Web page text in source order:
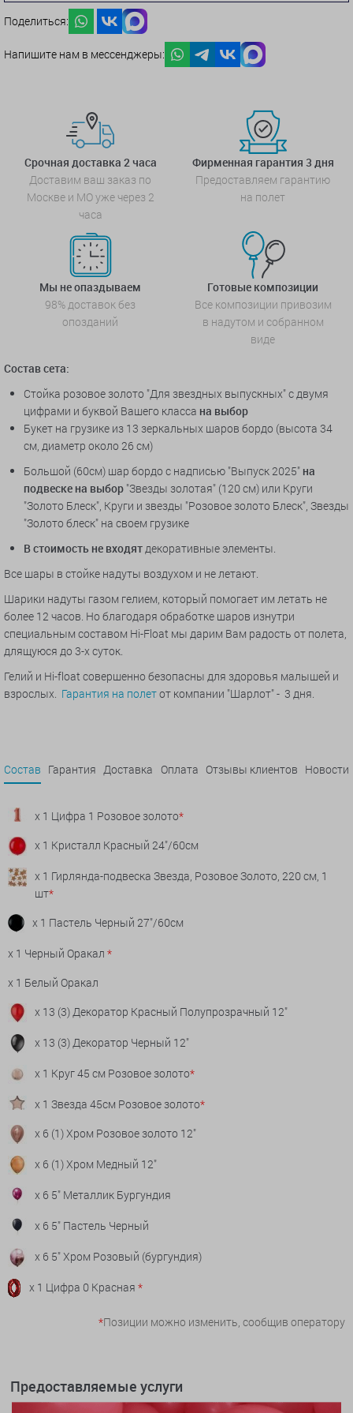
Поделиться:
Напишите нам в мессенджеры:
Срочная доставка 2 часа
Доставим ваш заказ по
Москве и МО уже через 2
часа
Фирменная гарантия 3 дня
Предоставляем гарантию
на полет
Мы не опаздываем
98% доставок без
опозданий
Готовые композиции
Все композиции привозим
в надутом и собранном
виде
Состав сета:
Стойка розовое золото "Для звездных выпускных" с двумя
цифрами и буквой Вашего класса на выбор
Букет на грузике из 13 зеркальных шаров бордо (высота 34
см, диаметр около 26 см)
Большой (60см) шар бордо с надписью "Выпуск 2025" на
подвеске на выбор "Звезды золотая" (120 см) или Круги
"Золото Блеск", Круги и звезды "Розовое золото Блеск", Звезды
"Золото блеск" на своем грузике
В стоимость не входятдекоративные элементы.
Все шары в стойке надуты воздухом и не летают.
Шарики надуты газом гелием, который помогает им летать не
более 12 часов. Но благодаря обработке шаров изнутри
специальным составом Hi-Float мы дарим Вам радость от полета,
длящуюся до 3-х суток.
Гелий и Hi-float совершенно безопасны для здоровья малышей и
взрослых. Гарантия на полетот компании "Шарлот" - 3 дня.
Состав Гарантия Доставка Оплата Отзывы клиентов Новости
x 1 Цифра 1 Розовое золото*
x 1 Кристалл Красный 24"/60см
x 1 Гирлянда-подвеска Звезда, Розовое Золото, 220 см, 1
шт*
x 1 Пастель Черный 27"/60см
x 1 Черный Оракал *
x 1 Белый Оракал
x 13 (3) Декоратор Красный Полупрозрачный 12"
x 13 (3) Декоратор Черный 12"
x 1 Круг 45 см Розовое золото*
x 1 Звезда 45см Розовое золото*
x 6 (1) Хром Розовое золото 12"
x 6 (1) Хром Медный 12"
x 6 5" Металлик Бургундия
x 6 5" Пастель Черный
x 6 5" Хром Розовый (бургундия)
x 1 Цифра 0 Красная *
*Позиции можно изменить, сообщив оператору
Предоставляемые услуги